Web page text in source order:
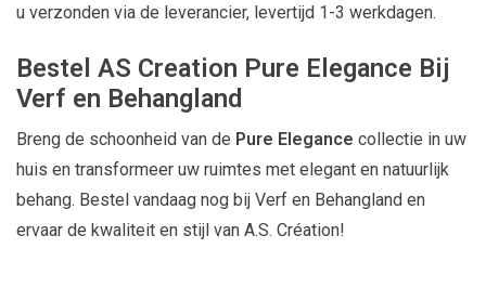
u verzonden via de leverancier, levertijd 1-3 werkdagen.
Bestel AS Creation Pure Elegance Bij
Verf en Behangland
Breng de schoonheid van de Pure Elegance collectie in uw
huis en transformeer uw ruimtes met elegant en natuurlijk
behang. Bestel vandaag nog bij Verf en Behangland en
ervaar de kwaliteit en stijl van A.S. Création!